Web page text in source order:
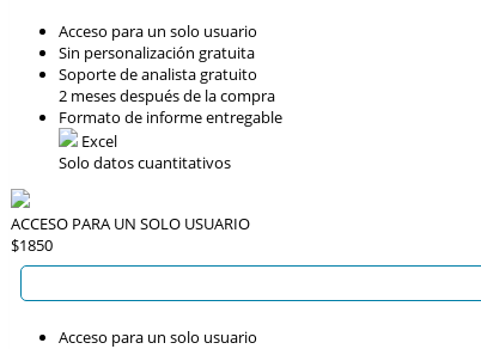
Acceso para un solo usuario
Sin personalización gratuita
Soporte de analista gratuito
2 meses después de la compra
Formato de informe entregable
Excel
Solo datos cuantitativos
ACCESO PARA UN SOLO USUARIO
$1850
Acceso para un solo usuario